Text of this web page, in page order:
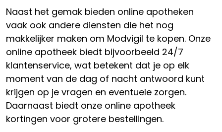
Naast het gemak bieden online apotheken
vaak ook andere diensten die het nog
makkelijker maken om Modvigil te kopen. Onze
online apotheek biedt bijvoorbeeld 24/7
klantenservice, wat betekent dat je op elk
moment van de dag of nacht antwoord kunt
krijgen op je vragen en eventuele zorgen.
Daarnaast biedt onze online apotheek
kortingen voor grotere bestellingen.